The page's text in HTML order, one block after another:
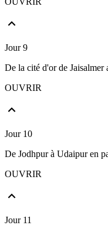
Jour 9
De la cité d'or de Jaisalmer
OUVRIR
Jour 10
De Jodhpur à Udaipur en
OUVRIR
Jour 11